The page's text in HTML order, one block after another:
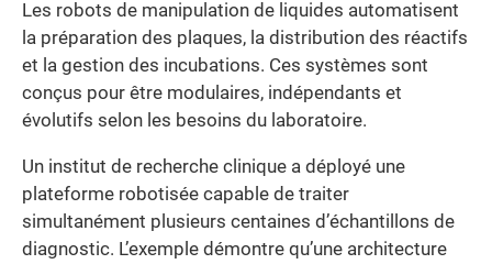
Les robots de manipulation de liquides automatisent
la préparation des plaques, la distribution des réactifs
et la gestion des incubations. Ces systèmes sont
conçus pour être modulaires, indépendants et
évolutifs selon les besoins du laboratoire.
Un institut de recherche clinique a déployé une
plateforme robotisée capable de traiter
simultanément plusieurs centaines d’échantillons de
diagnostic. L’exemple démontre qu’une architecture